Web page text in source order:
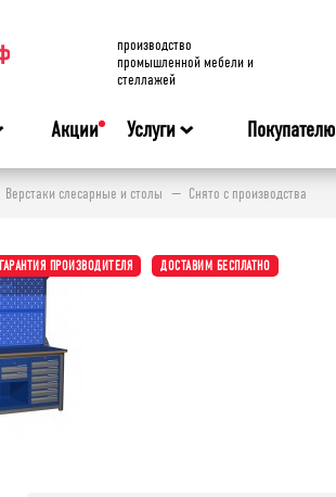
производство
промышленной мебели и
стеллажей
Акции Услуги Покупателю
Верстаки слесарные и столы Снято с производства
ГАРАНТИЯ ПРОИЗВОДИТЕЛЯ ДОСТАВИМ БЕСПЛАТНО